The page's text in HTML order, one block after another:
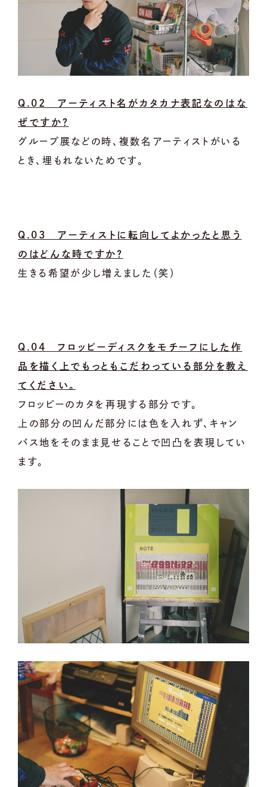
Q.02 アーティスト名がカタカナ表記なのはな
ぜですか？
グループ展などの時、複数名アーティストがいる
とき、埋もれないためです。
Q.03 アーティストに転向してよかったと思う
のはどんな時ですか？
生きる希望が少し増えました（笑）
Q.04 フロッピーディスクをモチーフにした作
品を描く上でもっともこだわっている部分を教え
てください。
フロッピーのカタを再現する部分です。
上の部分の凹んだ部分には色を入れず、キャン
バス地をそのまま見せることで凹凸を表現してい
ます。